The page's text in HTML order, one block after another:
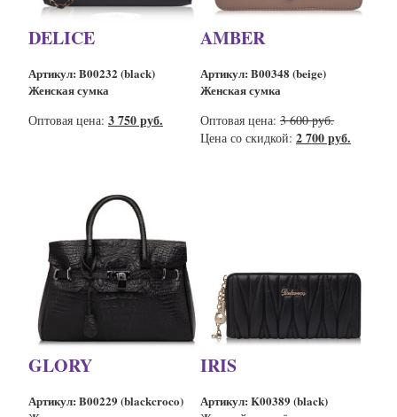
DELICE
Артикул: B00232 (black)
Женская сумка
Оптовая цена: 3 750 руб.
AMBER
Артикул: B00348 (beige)
Женская сумка
Оптовая цена: 3 600 руб.
Цена со скидкой: 2 700 руб.
GLORY
Артикул: B00229 (blackcroco)
IRIS
Артикул: K00389 (black)